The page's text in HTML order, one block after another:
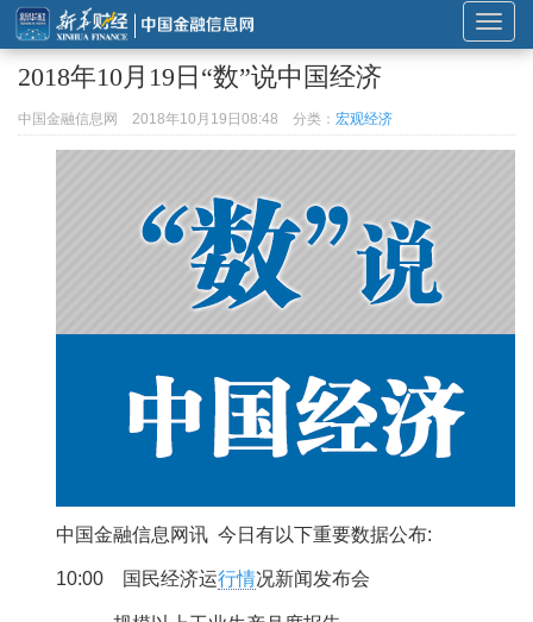
展
开
叠
2018年10月19日“数”说中国经济
中国金融信息网 2018年10月19日08:48 分类： 宏观经济
中国金融信息网讯 今日有以下重要数据公布:
10:00 国民经济运行情况新闻发布会